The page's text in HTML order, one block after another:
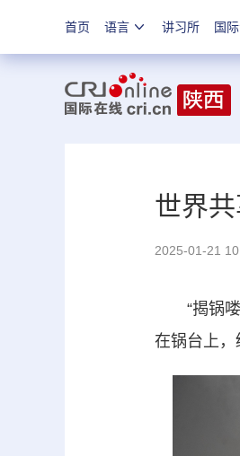
首页 语言 讲习所 国
世界
2025-01-21
“揭锅喽
在锅台上，